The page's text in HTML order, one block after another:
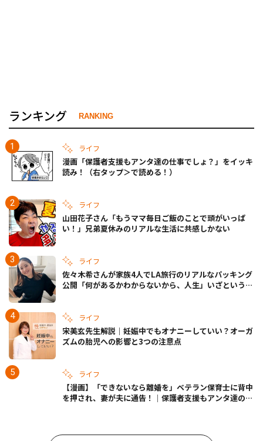
ランキング RANKING
ライフ
漫画「保護者支援もアンタ達の仕事でしょ？」をイッキ
読み！（右タップ＞で読める！）
ライフ
山田花子さん「もうママ毎日ご飯のことで頭がいっぱ
い！」兄弟夏休みのリアルな生活に共感しかない
ライフ
佐々木希さんが家族4人でLA旅行のリアルなパッキング
公開「何があるかわからないから、人生」いざというと
ライフ
宋美玄先生解説｜妊娠中でもオナニーしていい？オーガ
ズムの胎児への影響と3つの注意点
ライフ
【漫画】「できないなら離婚を」ベテラン保育士に背中
を押され、妻が夫に通告！｜保護者支援もアンタ達の仕